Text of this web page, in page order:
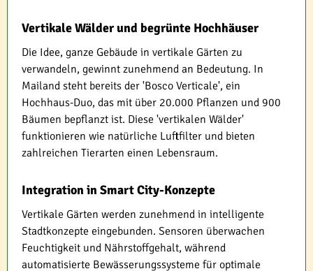
Vertikale Wälder und begrünte Hochhäuser
Die Idee, ganze Gebäude in vertikale Gärten zu
verwandeln, gewinnt zunehmend an Bedeutung. In
Mailand steht bereits der 'Bosco Verticale', ein
Hochhaus-Duo, das mit über 20.000 Pflanzen und 900
Bäumen bepflanzt ist. Diese 'vertikalen Wälder'
funktionieren wie natürliche Luftfilter und bieten
zahlreichen Tierarten einen Lebensraum.
Integration in Smart City-Konzepte
Vertikale Gärten werden zunehmend in intelligente
Stadtkonzepte eingebunden. Sensoren überwachen
Feuchtigkeit und Nährstoffgehalt, während
automatisierte Bewässerungssysteme für optimale